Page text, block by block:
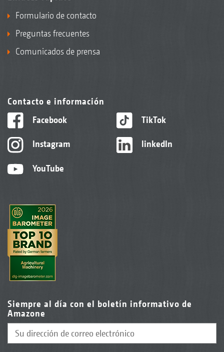
Formulario de contacto
Preguntas frecuentes
Comunicados de prensa
Contacto e información
Facebook
Instagram
YouTube
TikTok
linkedIn
Siempre al día con el boletín informativo de
Amazone